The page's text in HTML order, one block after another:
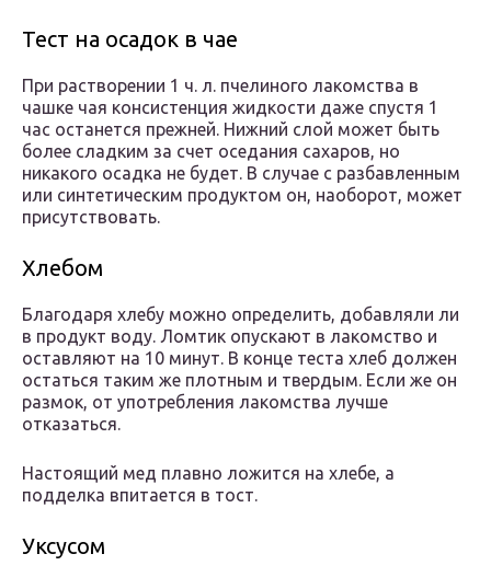
Тест на осадок в чае
При растворении 1 ч. л. пчелиного лакомства в
чашке чая консистенция жидкости даже спустя 1
час останется прежней. Нижний слой может быть
более сладким за счет оседания сахаров, но
никакого осадка не будет. В случае с разбавленным
или синтетическим продуктом он, наоборот, может
присутствовать.
Хлебом
Благодаря хлебу можно определить, добавляли ли
в продукт воду. Ломтик опускают в лакомство и
оставляют на 10 минут. В конце теста хлеб должен
остаться таким же плотным и твердым. Если же он
размок, от употребления лакомства лучше
отказаться.
Настоящий мед плавно ложится на хлебе, а
подделка впитается в тост.
Уксусом